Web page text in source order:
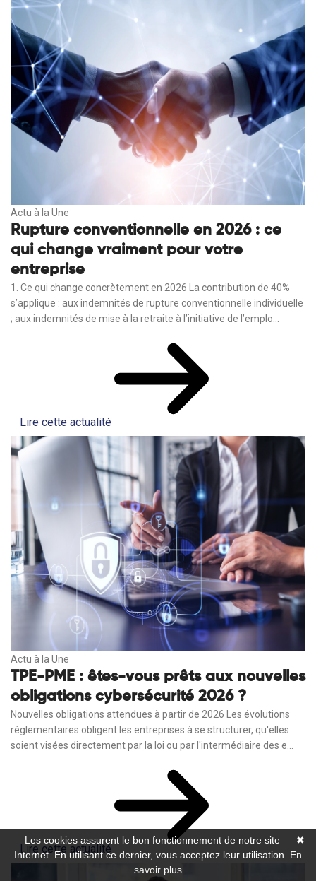
Actu à la Une
Rupture conventionnelle en 2026 : ce
qui change vraiment pour votre
entreprise
1. Ce qui change concrètement en 2026 La contribution de 40%
s’applique : aux indemnités de rupture conventionnelle individuelle
; aux indemnités de mise à la retraite à l’initiative de l’emplo...
Lire cette actualité
Actu à la Une
TPE-PME : êtes-vous prêts aux nouvelles
obligations cybersécurité 2026 ?
Nouvelles obligations attendues à partir de 2026 Les évolutions
réglementaires obligent les entreprises à se structurer, qu'elles
soient visées directement par la loi ou par l'intermédiaire des e...
Lire cette actualité
✖
Les cookies assurent le bon fonctionnement de notre site
Internet. En utilisant ce dernier, vous acceptez leur utilisation. En
savoir plus